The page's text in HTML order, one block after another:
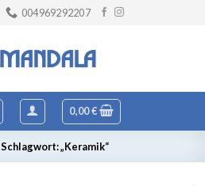
004969292207
0,00€
Schlagwort: „Keramik“